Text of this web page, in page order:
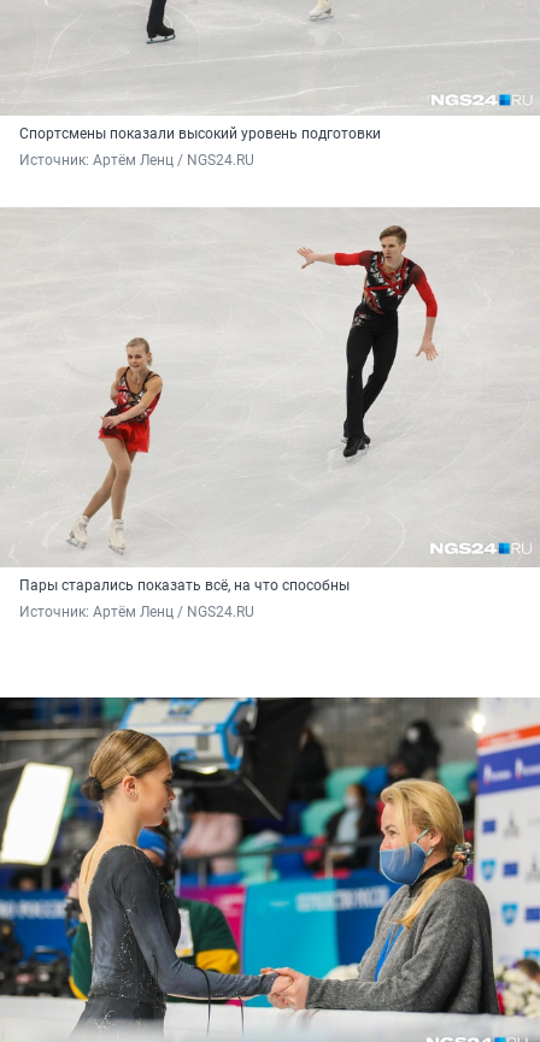
Спортсмены показали высокий уровень подготовки
Источник: Артём Ленц / NGS24.RU
Пары старались показать всё, на что способны
Источник: Артём Ленц / NGS24.RU